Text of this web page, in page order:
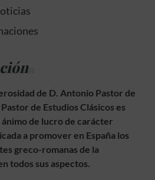
de D. Antonio Pastor de
de Estudios Clásicos es
de lucro de carácter
a promover en España los
greco-romanas de la
todos sus aspectos.